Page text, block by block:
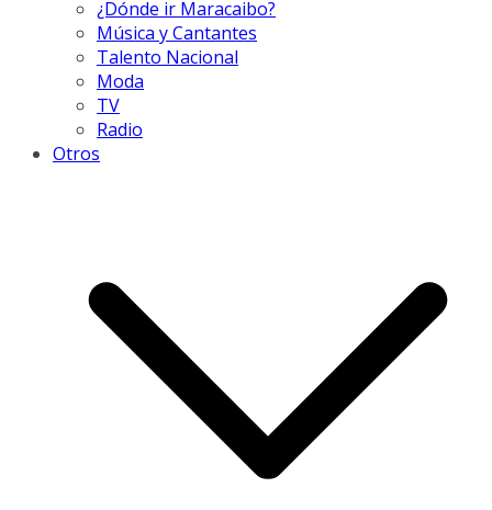
¿Dónde ir Maracaibo?
Música y Cantantes
Talento Nacional
Moda
TV
Radio
Otros